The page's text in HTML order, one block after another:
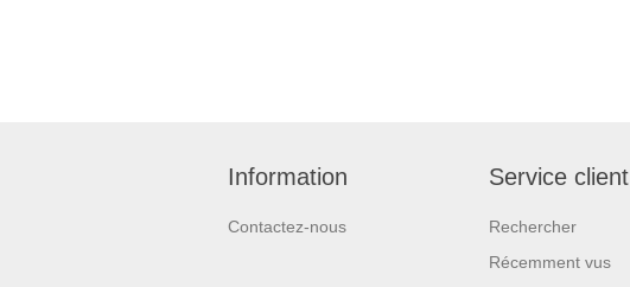
Information
Contactez-nous
Service client
Rechercher
Récemment vus